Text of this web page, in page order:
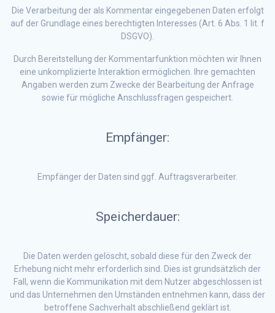
Die Verarbeitung der als Kommentar eingegebenen Daten erfolgt
auf der Grundlage eines berechtigten Interesses (Art. 6 Abs. 1 lit. f
DSGVO).
Durch Bereitstellung der Kommentarfunktion möchten wir Ihnen
eine unkomplizierte Interaktion ermöglichen. Ihre gemachten
Angaben werden zum Zwecke der Bearbeitung der Anfrage
sowie für mögliche Anschlussfragen gespeichert.
Empfänger:
Empfänger der Daten sind ggf. Auftragsverarbeiter.
Speicherdauer:
Die Daten werden gelöscht, sobald diese für den Zweck der
Erhebung nicht mehr erforderlich sind. Dies ist grundsätzlich der
Fall, wenn die Kommunikation mit dem Nutzer abgeschlossen ist
und das Unternehmen den Umständen entnehmen kann, dass der
betroffene Sachverhalt abschließend geklärt ist.